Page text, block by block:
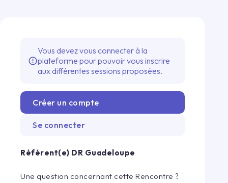
error_outline
Vous devez vous connecter à la
plateforme pour pouvoir vous inscrire
aux différentes sessions proposées.
Créer un compte
Se connecter
Référent(e) DR Guadeloupe
Une question concernant cette Rencontre ?